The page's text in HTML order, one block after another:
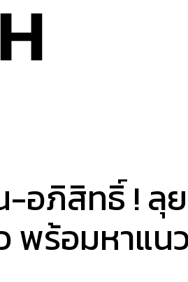
-อภิสิทธิ์ !
พร้อมหาแน